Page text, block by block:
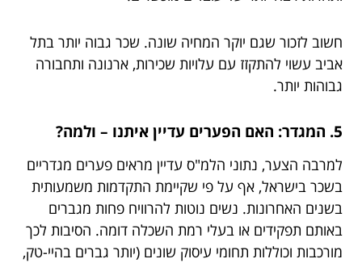
חשוב לזכור שגם יוקר המחיה שונה. שכר גבוה יותר בתל
אביב עשוי להתקזז עם עלויות שכירות, ארנונה ותחבורה
גבוהות יותר.
5. המגדר: האם הפערים עדיין איתנו – ולמה?
למרבה הצער, נתוני הלמ"ס עדיין מראים פערים מגדריים
בשכר בישראל, אף על פי שקיימת התקדמות משמעותית
בשנים האחרונות. נשים נוטות להרוויח פחות מגברים
באותם תפקידים או בעלי רמת השכלה דומה. הסיבות לכך
מורכבות וכוללות תחומי עיסוק שונים (יותר גברים בהיי-טק,